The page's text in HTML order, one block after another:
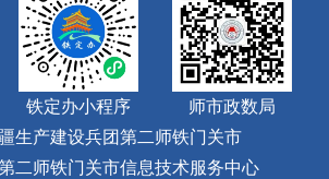
铁定办小程序
师市政数局
生产建设兵团第二师铁门关市
二师铁门关市信息技术服务中心